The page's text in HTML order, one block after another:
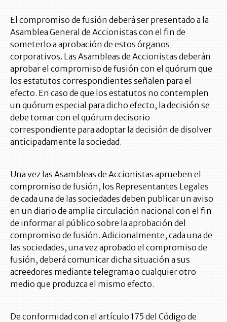
El compromiso de fusión deberá ser presentado a la
Asamblea General de Accionistas con el fin de
someterlo a aprobación de estos órganos
corporativos. Las Asambleas de Accionistas deberán
aprobar el compromiso de fusión con el quórum que
los estatutos correspondientes señalen para el
efecto. En caso de que los estatutos no contemplen
un quórum especial para dicho efecto, la decisión se
debe tomar con el quórum decisorio
correspondiente para adoptar la decisión de disolver
anticipadamente la sociedad.
Una vez las Asambleas de Accionistas aprueben el
compromiso de fusión, los Representantes Legales
de cada una de las sociedades deben publicar un aviso
en un diario de amplia circulación nacional con el fin
de informar al público sobre la aprobación del
compromiso de fusión. Adicionalmente, cada una de
las sociedades, una vez aprobado el compromiso de
fusión, deberá comunicar dicha situación a sus
acreedores mediante telegrama o cualquier otro
medio que produzca el mismo efecto.
De conformidad con el artículo 175 del Código de